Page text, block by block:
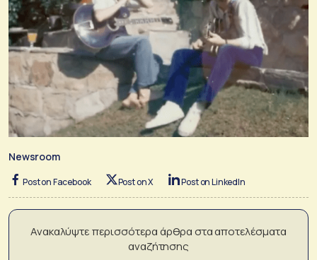
Newsroom
Post on Facebook Post on X Post on LinkedIn
Ανακαλύψτε περισσότερα άρθρα στα αποτελέσματα
αναζήτησης